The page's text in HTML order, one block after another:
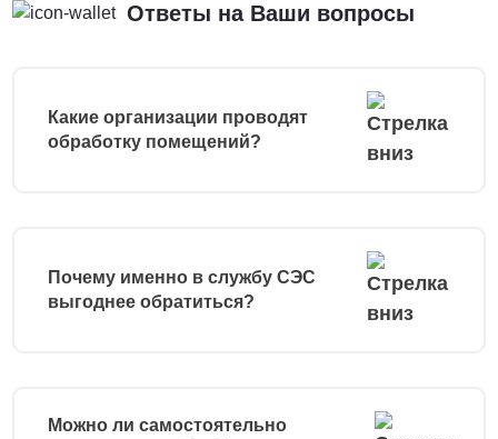
Ответы на Ваши вопросы
Какие организации проводят
обработку помещений?
Почему именно в службу СЭС
выгоднее обратиться?
Можно ли самостоятельно